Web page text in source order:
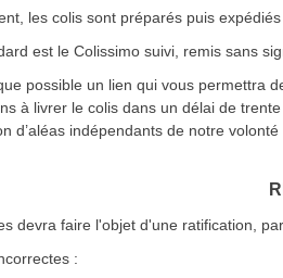
les colis sont préparés puis
est le Colissimo suivi, remis sans
possible un lien qui vous permettra
à livrer le colis dans un délai de
d’aléas indépendants de notre
devra faire l'objet d'une ratification,
: